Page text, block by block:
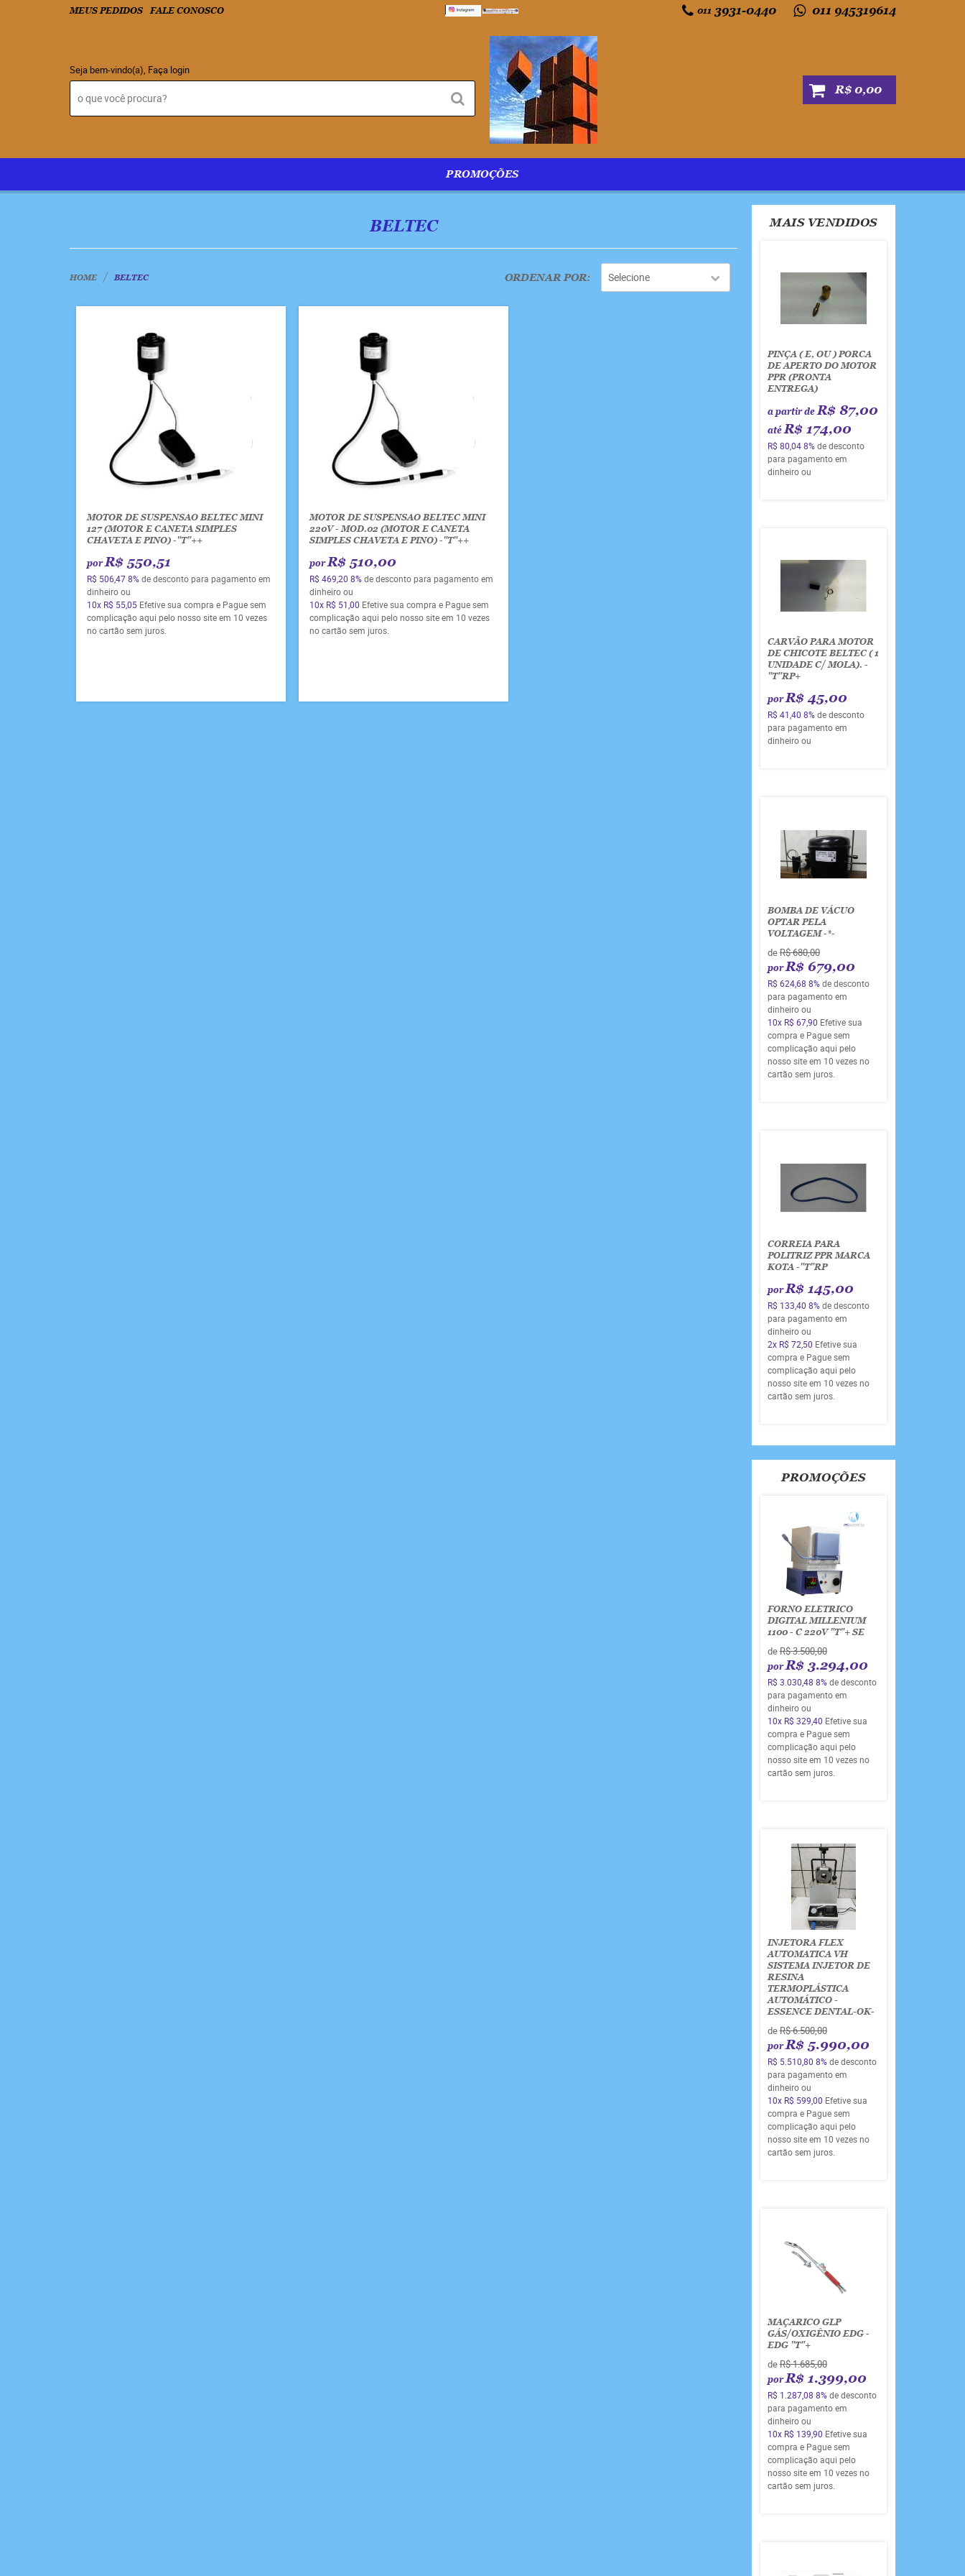
MEUS PEDIDOS FALE CONOSCO 011 3931-0440 011 945319614
Seja bem-vindo(a), Faça login
R$ 0,00
PROMOÇÕES
BELTEC
HOME BELTEC ORDENAR POR Selecione
MOTOR DE SUSPENSAO BELTEC MINI
127 (MOTOR E CANETA SIMPLES
CHAVETA E PINO) -"T"++
por R$ 550,51
R$ 506,47 8%de desconto para pagamento em
dinheiro ou
10x R$ 55,05 Efetive sua compra e Pague sem
complicação aqui pelo nosso site em 10 vezes
no cartão sem juros.
MOTOR DE SUSPENSAO BELTEC MINI
220V - MOD.02 (MOTOR E CANETA
SIMPLES CHAVETA E PINO) -"T"++
por R$ 510,00
R$ 469,20 8%de desconto para pagamento em
dinheiro ou
10x R$ 51,00 Efetive sua compra e Pague sem
complicação aqui pelo nosso site em 10 vezes
no cartão sem juros.
MAIS VENDIDOS
PINÇA ( E, OU ) PORCA
DE APERTO DO MOTOR
PPR (PRONTA
ENTREGA)
a partir de R$ 87,00
até R$ 174,00
R$ 80,04 8%de desconto
para pagamento em
dinheiro ou
CARVÃO PARA MOTOR
DE CHICOTE BELTEC ( 1
UNIDADE C/ MOLA). -
"T"RP+
por R$ 45,00
R$ 41,40 8%de desconto
para pagamento em
dinheiro ou
BOMBA DE VÁCUO
OPTAR PELA
VOLTAGEM -*-
deR$ 680,00
por R$ 679,00
R$ 624,68 8%de desconto
para pagamento em
dinheiro ou
10x R$ 67,90 Efetive sua
compra e Pague sem
complicação aqui pelo
nosso site em 10 vezes no
cartão sem juros.
CORREIA PARA
POLITRIZ PPR MARCA
KOTA -"T"RP
por R$ 145,00
R$ 133,40 8%de desconto
para pagamento em
dinheiro ou
2x R$ 72,50 Efetive sua
compra e Pague sem
complicação aqui pelo
nosso site em 10 vezes no
cartão sem juros.
PROMOÇÕES
FORNO ELETRICO
DIGITAL MILLENIUM
1100 - C 220V "T"+ SE
deR$ 3.500,00
por R$ 3.294,00
R$ 3.030,48 8%de desconto
para pagamento em
dinheiro ou
10x R$ 329,40 Efetive sua
compra e Pague sem
complicação aqui pelo
nosso site em 10 vezes no
cartão sem juros.
INJETORA FLEX
AUTOMATICA VH
SISTEMA INJETOR DE
RESINA
TERMOPLÁSTICA
AUTOMÁTICO -
ESSENCE DENTAL-OK-
deR$ 6.500,00
por R$ 5.990,00
R$ 5.510,80 8%de desconto
para pagamento em
dinheiro ou
10x R$ 599,00 Efetive sua
compra e Pague sem
complicação aqui pelo
nosso site em 10 vezes no
cartão sem juros.
MAÇARICO GLP
GÁS/OXIGÊNIO EDG -
EDG "T"+
deR$ 1.685,00
por R$ 1.399,00
R$ 1.287,08 8%de desconto
para pagamento em
dinheiro ou
10x R$ 139,90 Efetive sua
compra e Pague sem
complicação aqui pelo
nosso site em 10 vezes no
cartão sem juros.